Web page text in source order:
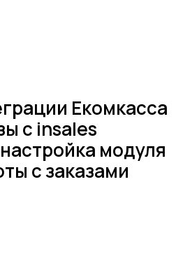
Екомкасса
с insales
модуля
с заказами